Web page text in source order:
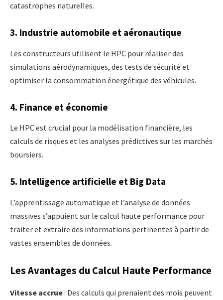
catastrophes naturelles.
3. Industrie automobile et aéronautique
Les constructeurs utilisent le HPC pour réaliser des
simulations aérodynamiques, des tests de sécurité et
optimiser la consommation énergétique des véhicules.
4. Finance et économie
Le HPC est crucial pour la modélisation financière, les
calculs de risques et les analyses prédictives sur les marchés
boursiers.
5. Intelligence artificielle et Big Data
L’apprentissage automatique et l’analyse de données
massives s’appuient sur le calcul haute performance pour
traiter et extraire des informations pertinentes à partir de
vastes ensembles de données.
Les Avantages du Calcul Haute Performance
Vitesse accrue: Des calculs qui prenaient des mois peuvent